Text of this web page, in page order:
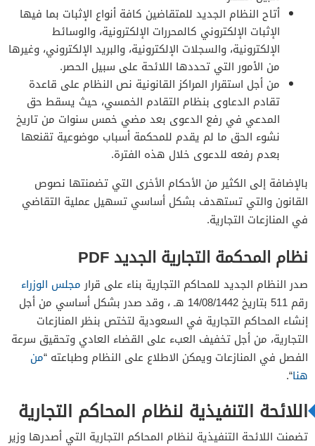
أتاح النظام الجديد للمتقاضين كافة أنواع الإثبات بما فيها
الإثبات الإلكتروني كالمحررات الإلكترونية، والوسائط
الإلكترونية، والسجلات الإلكترونية، والبريد الإلكتروني، وغيرها
من الأمور التي تحددها اللائحة على سبيل الحصر.
من أجل استقرار المراكز القانونية نص النظام على قاعدة
تقادم الدعاوى بنظام التقادم الخمسي، حيث يسقط حق
المدعي في رفع الدعوى بعد مضي خمس سنوات من تاريخ
نشوء الحق ما لم يقدم للمحكمة أسباب موضوعية تقنعها
بعدم رفعه للدعوى خلال هذه الفترة.
بالإضافة إلى الكثير من الأحكام الأخرى التي تضمنتها نصوص
القانون والتي تستهدف بشكل أساسي تسهيل عملية التقاضي
في المنازعات التجارية.
نظام المحكمة التجارية الجديد PDF
صدر النظام الجديد للمحاكم التجارية بناء على قرارمجلس الوزراء
رقم 511 بتاريخ 14/08/1442 هـ ، وقد صدر بشكل أساسي من أجل
إنشاء المحاكم التجارية في السعودية لتختص بنظر المنازعات
التجارية، من أجل تخفيف العبء على القضاء العادي وتحقيق سرعة
الفصل في المنازعات ويمكن الاطلاع على النظام وطباعته “من
هنا“.
اللائحة التنفيذية لنظام المحاكم التجارية
تضمنت اللائحة التنفيذية لنظام المحاكم التجارية التي أصدرها وزير